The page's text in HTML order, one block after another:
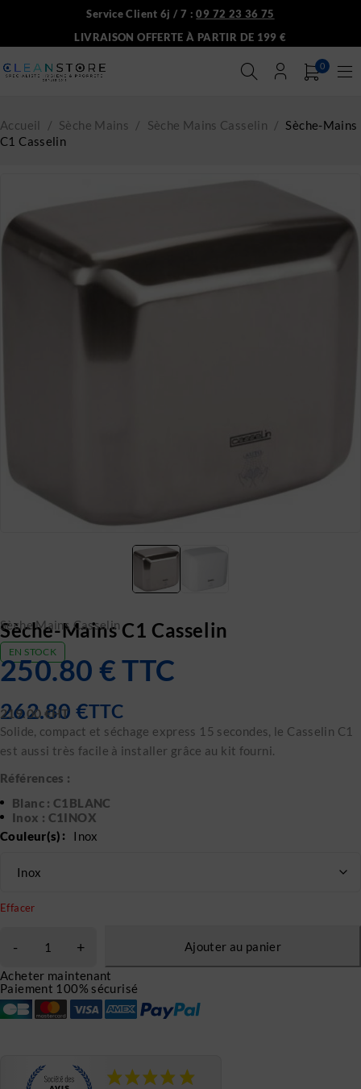
Service Client 6j / 7 :09 72 23 36 75
LIVRAISON OFFERTE À PARTIR DE 199 €
0
Accueil / Sèche Mains / Sèche Mains Casselin / Sèche-Mains
C1 Casselin
Sèche Mains Casselin
Sèche-Mains C1 Casselin
EN STOCK
250.80 €TTC
262.80 €TTC
219.00€HT
Solide, compact et séchage express 15 secondes, le Casselin C1
est aussi très facile à installer grâce au kit fourni.
Références :
Blanc : C1BLANC
Inox : C1INOX
Couleur(s)
Inox
Effacer
Ajouter au panier
Acheter maintenant
Paiement 100% sécurisé